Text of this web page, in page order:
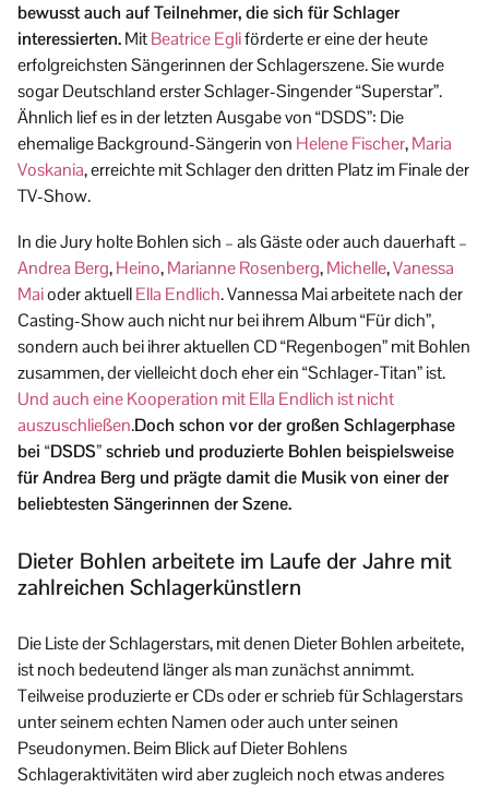
bewusst auch auf Teilnehmer, die sich für Schlager
interessierten.MitBeatrice Egliförderte er eine der heute
erfolgreichsten Sängerinnen der Schlagerszene. Sie wurde
sogar Deutschland erster Schlager-Singender “Superstar”.
Ähnlich lief es in der letzten Ausgabe von “DSDS”: Die
ehemalige Background-Sängerin von Helene Fischer,Maria
Voskania, erreichte mit Schlager den dritten Platz im Finale der
TV-Show.
In die Jury holte Bohlen sich – als Gäste oder auch dauerhaft –
Andrea Berg,Heino,Marianne Rosenberg,Michelle,Vanessa
Maioder aktuellElla Endlich. Vannessa Mai arbeitete nach der
Casting-Show auch nicht nur bei ihrem Album “Für dich”,
sondern auch bei ihrer aktuellen CD “Regenbogen” mit Bohlen
zusammen, der vielleicht doch eher ein “Schlager-Titan” ist.
Und auch eine Kooperation mit Ella Endlich ist nicht
auszuschließen.Doch schon vor der großen Schlagerphase
bei “DSDS” schrieb und produzierte Bohlen beispielsweise
für Andrea Berg und prägte damit die Musik von einer der
beliebtesten Sängerinnen der Szene.
Dieter Bohlen arbeitete im Laufe der Jahre mit
zahlreichen Schlagerkünstlern
Die Liste der Schlagerstars, mit denen Dieter Bohlen arbeitete,
ist noch bedeutend länger als man zunächst annimmt.
Teilweise produzierte er CDs oder er schrieb für Schlagerstars
unter seinem echten Namen oder auch unter seinen
Pseudonymen. Beim Blick auf Dieter Bohlens
Schlageraktivitäten wird aber zugleich noch etwas anderes